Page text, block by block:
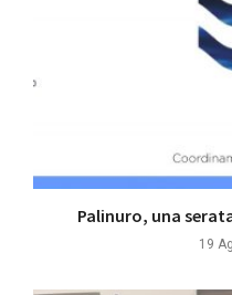
Palinuro, una
19